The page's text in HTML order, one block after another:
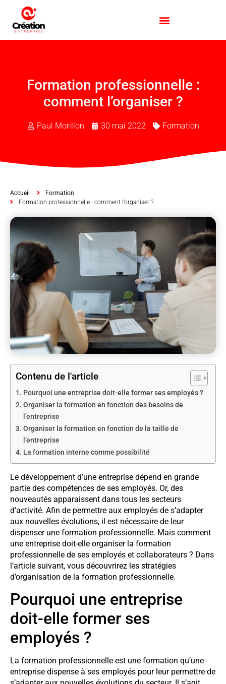
Formation professionnelle :
comment l’organiser ?
Paul Morillon 30 mai 2022 Formation
Accueil
Formation
Formation professionnelle : comment l’organiser ?
Contenu de l'article
Pourquoi une entreprise doit-elle former ses employés ?
Organiser la formation en fonction des besoins de
l’entreprise
Organiser la formation en fonction de la taille de
l’entreprise
La formation interne comme possibilité
Le développement d’une entreprise dépend en grande
partie des compétences de ses employés. Or, des
nouveautés apparaissent dans tous les secteurs
d’activité. Afin de permettre aux employés de s’adapter
aux nouvelles évolutions, il est nécessaire de leur
dispenser une formation professionnelle. Mais comment
une entreprise doit-elle organiser la formation
professionnelle de ses employés et collaborateurs ? Dans
l’article suivant, vous découvrirez les stratégies
d’organisation de la formation professionnelle.
Pourquoi une entreprise
doit-elle former ses
employés ?
La formation professionnelle est une formation qu’une
entreprise dispense à ses employés pour leur permettre de